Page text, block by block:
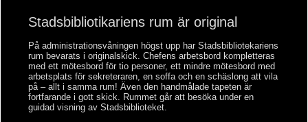
Stadsbibliotikariens rum är original
På administrationsvåningen högst upp har Stadsbibliotekariens
rum bevarats i originalskick. Chefens arbetsbord kompletteras
med ett mötesbord för tio personer, ett mindre mötesbord med
arbetsplats för sekreteraren, en soffa och en schäslong att vila
på – allt i samma rum! Även den handmålade tapeten är
fortfarande i gott skick. Rummet går att besöka under en
guidad visning av Stadsbiblioteket.